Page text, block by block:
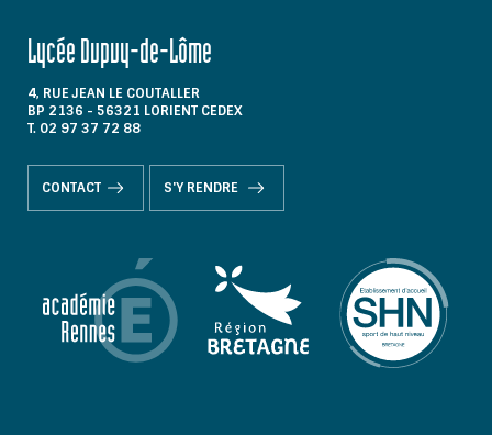
Lycée Dupuy-de-Lôme
4, RUE JEAN LE COUTALLER
BP 2136 - 56321 LORIENT CEDEX
T. 02 97 37 72 88
CONTACT S'Y RENDRE